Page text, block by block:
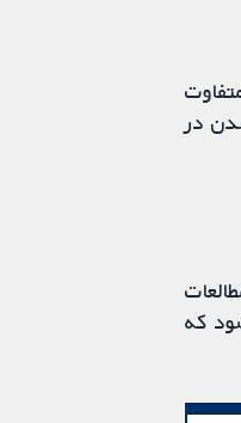
در
که